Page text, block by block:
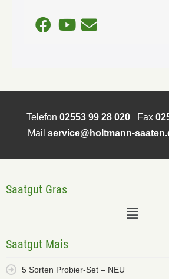
Telefon 02553 99 28 020Fax
Mail service@holtmann-
Saatgut Gras
Saatgut Mais
5 Sorten Probier-Set – NEU